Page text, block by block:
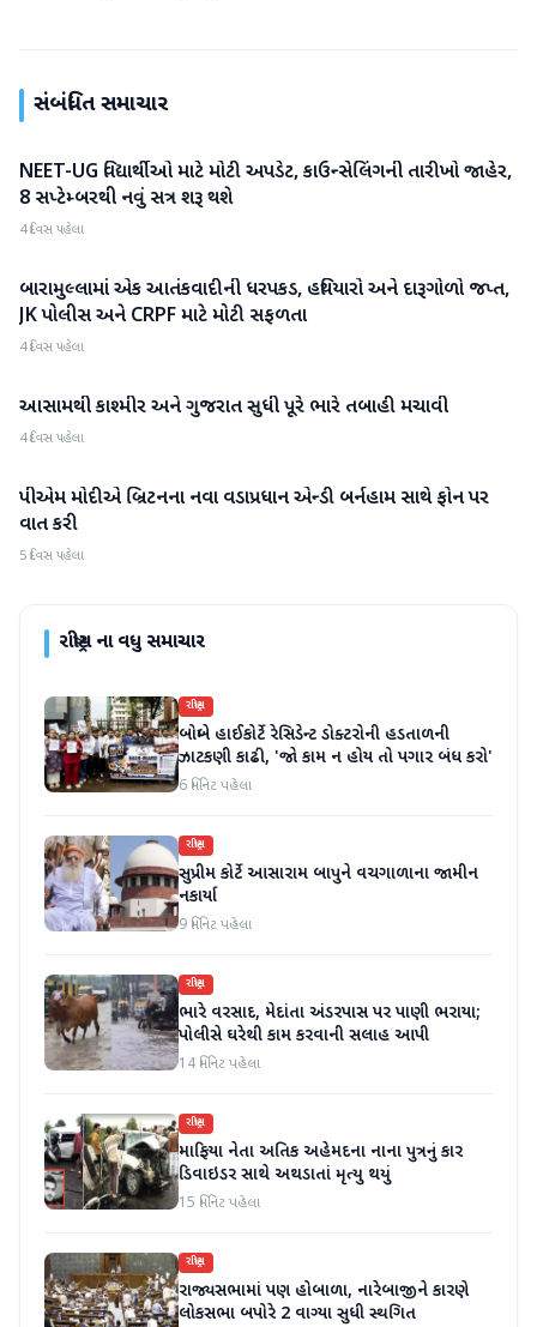
સંબંધિત સમાચાર
રાષ્ટ્રીય
NEET-UG વિદ્યાર્થીઓ માટે મોટી અપડેટ, કાઉન્સેલિંગની તારીખો જાહેર,
8 સપ્ટેમ્બરથી નવું સત્ર શરૂ થશે
4 દિવસ પહેલા
રાષ્ટ્રીય
બારામુલ્લામાં એક આતંકવાદીની ધરપકડ, હથિયારો અને દારૂગોળો જપ્ત,
JK પોલીસ અને CRPF માટે મોટી સફળતા
4 દિવસ પહેલા
રાષ્ટ્રીય
આસામથી કાશ્મીર અને ગુજરાત સુધી પૂરે ભારે તબાહી મચાવી
4 દિવસ પહેલા
રાષ્ટ્રીય
પીએમ મોદીએ બ્રિટનના નવા વડાપ્રધાન એન્ડી બર્નહામ સાથે ફોન પર
વાત કરી
5 દિવસ પહેલા
રાષ્ટ્રીયના વધુ સમાચાર
રાષ્ટ્રીય
બોમ્બે હાઈકોર્ટે રેસિડેન્ટ ડોક્ટરોની હડતાળની
ઝાટકણી કાઢી, 'જો કામ ન હોય તો પગાર બંધ કરો'
6 મિનિટ પહેલા
રાષ્ટ્રીય
સુપ્રીમ કોર્ટે આસારામ બાપુને વચગાળાના જામીન
નકાર્યા
9 મિનિટ પહેલા
રાષ્ટ્રીય
ભારે વરસાદ, મેદાંતા અંડરપાસ પર પાણી ભરાયા;
પોલીસે ઘરેથી કામ કરવાની સલાહ આપી
14 મિનિટ પહેલા
રાષ્ટ્રીય
માફિયા નેતા અતિક અહેમદના નાના પુત્રનું કાર
ડિવાઇડર સાથે અથડાતાં મૃત્યુ થયું
15 મિનિટ પહેલા
રાષ્ટ્રીય
રાજ્યસભામાં પણ હોબાળા, નારેબાજીને કારણે
લોકસભા બપોરે 2 વાગ્યા સુધી સ્થગિત